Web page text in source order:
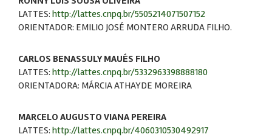
LATTES: http://lattes.cnpq.br/5505214071507152
ORIENTADOR: EMILIO JOSÉ MONTERO ARRUDA FILHO.
CARLOS BENASSULY MAUÉS FILHO
LATTES: http://lattes.cnpq.br/5332963398888180
ORIENTADORA: MÁRCIA ATHAYDE MOREIRA
MARCELO AUGUSTO VIANA PEREIRA
LATTES: http://lattes.cnpq.br/4060310530492917